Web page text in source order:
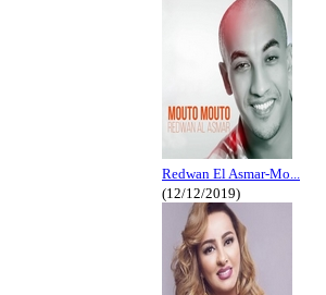
Redwan El Asmar-Mo...
(12/12/2019)